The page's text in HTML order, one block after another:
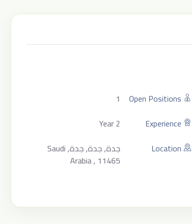
Open Positions
1
Experience
2 Year
Location
جدة, جدة, جدة, Saudi
Arabia , 11465